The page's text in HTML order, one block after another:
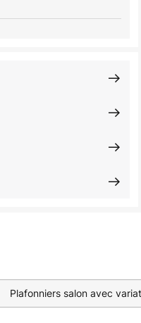
Plafonniers salon avec